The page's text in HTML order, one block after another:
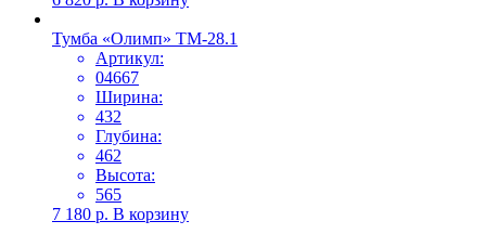
Тумба «Олимп» ТМ-28.1
Артикул:
04667
Ширина:
432
Глубина:
462
Высота:
565
7 180 р. В корзину